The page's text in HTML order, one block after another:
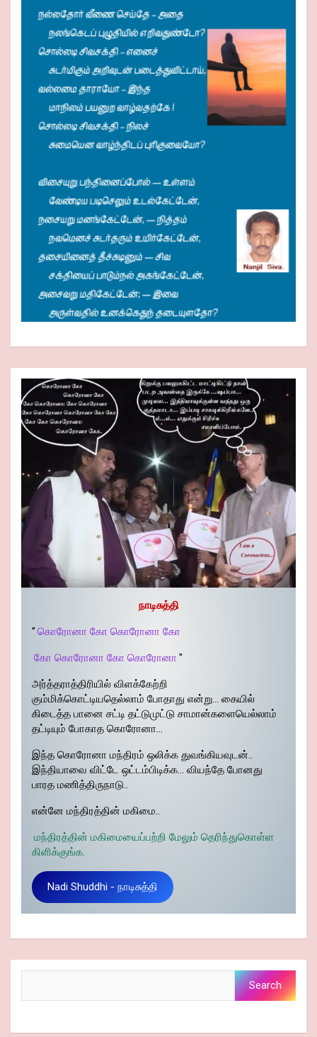
நாடிசுத்தி
" கொரோனா கோ கொரோனா கோ
கோ கொரோனா கோ கொரோனா "
அர்த்தராத்திரியில் விளக்கேற்றி
கும்மிக்கொட்டியதெல்லாம் போதாது என்று… கையில்
கிடைத்த பானை சட்டி தட்டுமுட்டு சாமான்களையெல்லாம்
தட்டியும் போகாத கொரோனா…
இந்த கொரோனா மந்திரம் ஒலிக்க துவங்கியவுடன்..
இந்தியாவை விட்டே ஒட்டம்பிடிக்க… வியந்தே போனது
பாரத மணித்திருநாடு..
என்னே மந்திரத்தின் மகிமை..
மந்திரத்தின் மகிமையைப்பற்றி மேலும் தெரிந்துகொள்ள
கிளிக்குங்க.
Nadi Shuddhi - நாடிசுத்தி
Search